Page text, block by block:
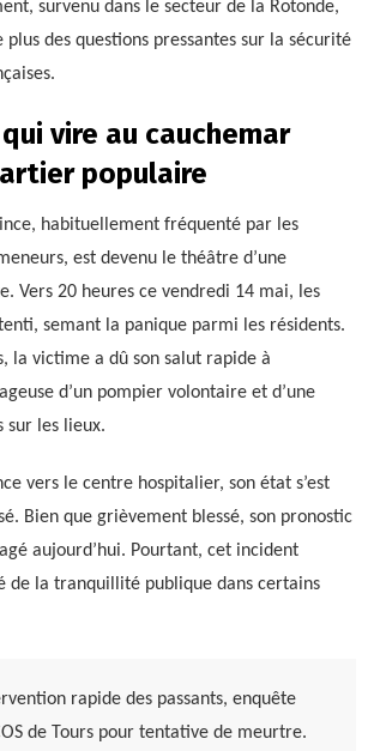
survenu dans le secteur de la Rotonde,
plus des questions pressantes sur la sécurité
vire au cauchemar
populaire
habituellement fréquenté par les
est devenu le théâtre d’une
Vers 20 heures ce vendredi 14 mai, les
semant la panique parmi les résidents.
la victime a dû son salut rapide à
d’un pompier volontaire et d’une
sur les lieux.
vers le centre hospitalier, son état s’est
Bien que grièvement blessé, son pronostic
aujourd’hui. Pourtant, cet incident
de la tranquillité publique dans certains
rapide des passants, enquête
de Tours pour tentative de meurtre.